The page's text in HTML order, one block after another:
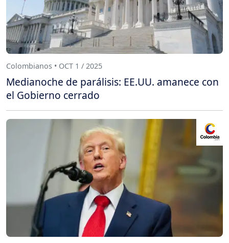
Colombianos • OCT 1 / 2025
Medianoche de parálisis: EE.UU. amanece con
el Gobierno cerrado